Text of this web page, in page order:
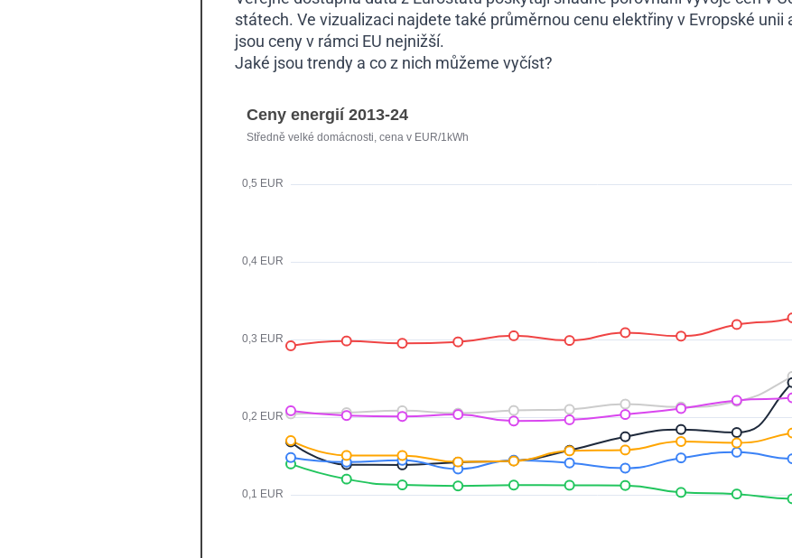
státech. Ve vizualizaci najdete také průměrnou cenu elektřiny v Evropské unii
jsou ceny v rámci EU nejnižší.
Jaké jsou trendy a co z nich můžeme vyčíst?